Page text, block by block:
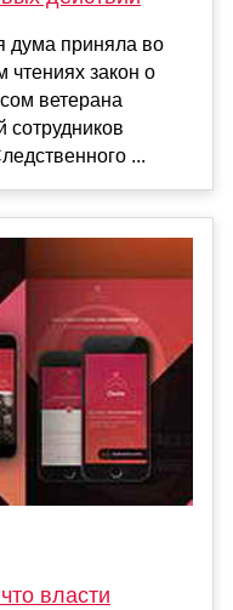
дума приняла во
чтениях закон о
ветерана
сотрудников
...
власти